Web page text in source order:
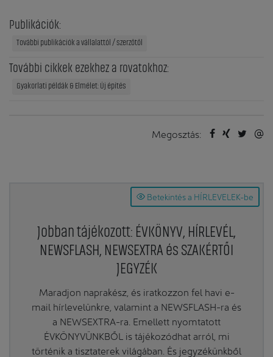
Publikációk:
További publikációk a vállalattól / szerzőtől
További cikkek ezekhez a rovatokhoz:
Gyakorlati példák & Elmélet: Új építés
Megosztás:
Betekintés a HÍRLEVELEK-be
Jobban tájékozott: ÉVKÖNYV, HÍRLEVÉL,
NEWSFLASH, NEWSEXTRA és SZAKÉRTŐI
JEGYZÉK
Maradjon naprakész, és iratkozzon fel havi e-
mail hírlevelünkre, valamint a NEWSFLASH-ra és
a NEWSEXTRA-ra. Emellett nyomtatott
ÉVKÖNYVÜNKBŐL is tájékozódhat arról, mi
történik a tisztaterek világában. És jegyzékünkből